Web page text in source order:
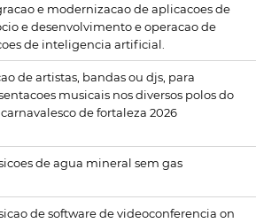
e modernizacao de aplicacoes de
e desenvolvimento e operacao de
de inteligencia artificial.
de artistas, bandas ou djs, para
musicais nos diversos polos do
de fortaleza 2026
de agua mineral sem gas
de software de videoconferencia on